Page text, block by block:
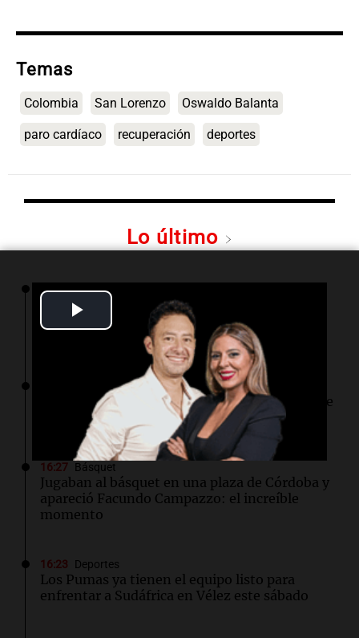
Video
Temas
Colombia San Lorenzo Oswaldo Balanta
paro cardíaco recuperación deportes
Lo último
16:54 Sociedad
El sistema Lince permitió detener a
“Pescado”, prófugo ligado a la banda de
Espectáculos
Zulma Lobato fue hallada en situación de calle
en Paraná y quedó bajo asistencia municipal
16:27 Básquet
Jugaban al básquet en una plaza de Córdoba y
apareció Facundo Campazzo: el increíble
momento
16:23 Deportes
Los Pumas ya tienen el equipo listo para
enfrentar a Sudáfrica en Vélez este sábado